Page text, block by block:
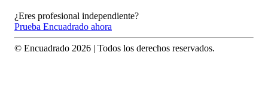
¿Eres profesional independiente?
Prueba Encuadrado ahora
© Encuadrado 2026 | Todos los derechos reservados.